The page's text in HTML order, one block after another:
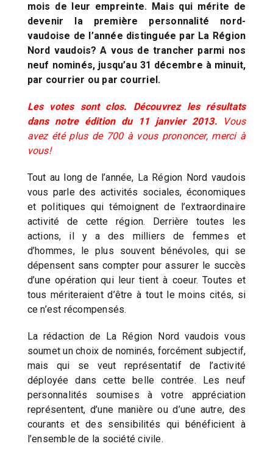
mois de leur empreinte. Mais qui mérite de
devenir la première personnalité nord-
vaudoise de l’année distinguée par La Région
Nord vaudois? A vous de trancher parmi nos
neuf nominés, jusqu’au 31 décembre à minuit,
par courrier ou par courriel.
Les votes sont clos. Découvrez les résultats
dans notre édition du 11 janvier 2013.
Vous
avez été plus de 700 à vous prononcer, merci à
vous!
Tout au long de l’année, La Région Nord vaudois
vous parle des activités sociales, économiques
et politiques qui témoignent de l’extraordinaire
activité de cette région. Derrière toutes les
actions, il y a des milliers de femmes et
d’hommes, le plus souvent bénévoles, qui se
dépensent sans compter pour assurer le succès
d’une opération qui leur tient à coeur. Toutes et
tous mériteraient d’être à tout le moins cités, si
ce n’est récompensés.
La rédaction de La Région Nord vaudois vous
soumet un choix de nominés, forcément subjectif,
mais qui se veut représentatif de l’activité
déployée dans cette belle contrée. Les neuf
personnalités soumises à votre appréciation
représentent, d’une manière ou d’une autre, des
courants et des sensibilités qui bénéficient à
l’ensemble de la société civile.